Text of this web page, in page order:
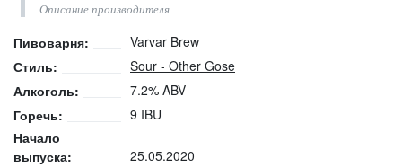
Описание производителя
Пивоварня:
Varvar Brew
Стиль:
Sour - Other Gose
Алкоголь:
7.2% ABV
Горечь:
9 IBU
Начало
выпуска:
25.05.2020